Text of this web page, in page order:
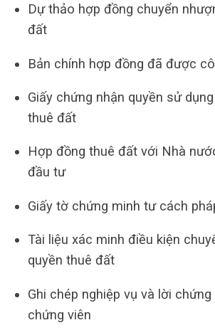
Dự thảo hợp đồng chuyển
đất
Bản chính hợp đồng đã được
Giấy chứng nhận quyền sử
thuê đất
Hợp đồng thuê đất với Nhà
đầu tư
Giấy tờ chứng minh tư cách
Tài liệu xác minh điều kiện
quyền thuê đất
Ghi chép nghiệp vụ và lời
chứng viên